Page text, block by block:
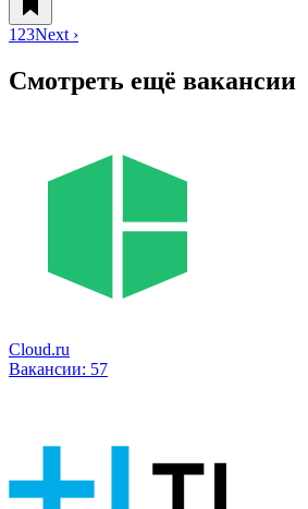
1 23Next ›
Смотреть ещё вакансии
Cloud.ru
Вакансии: 57